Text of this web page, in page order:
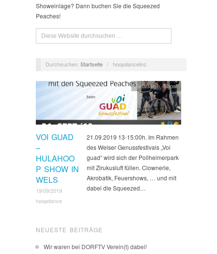
Showeinlage? Dann buchen Sie die Squeezed
Peaches!
Durchsuchen: Startseite / hoopdancelinz
VOI GUAD
–
HULAHOO
P SHOW IN
WELS
19/09/2019
hoopdance
Aktivitäten,Show
21.09.2019 13-15:00h. Im Rahmen
des Welser Genussfestivals „Voi
guad“ wird sich der Pollheimerpark
mit Zirukusluft füllen. Clownerie,
Akrobatik, Feuershows, … und mit
dabei die Squeezed…
NEUESTE BEITRÄGE
Wir waren bei DORFTV Verein(t) dabei!